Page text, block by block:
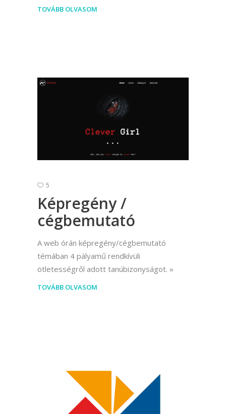
TOVÁBB OLVASOM
5
Képregény /
cégbemutató
A web órán képregény/cégbemutató
témában 4 pályamű rendkívüli
ötletességről adott tanúbizonyságot.
TOVÁBB OLVASOM